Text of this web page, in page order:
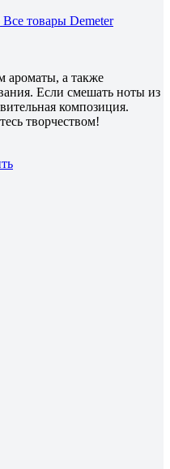
Все товары Demeter
ароматы, а также
Если смешать ноты из
композиция.
творчеством!